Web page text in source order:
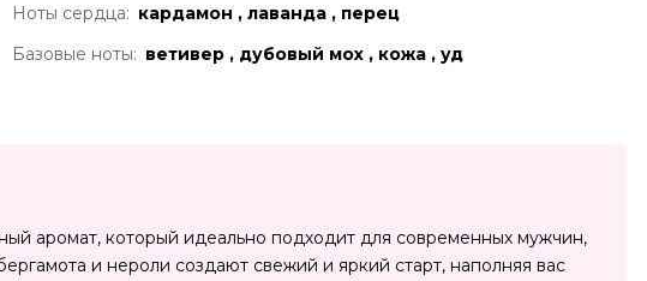
Ноты сердца: кардамон , лаванда , перец
Базовые ноты: ветивер , дубовый мох , кожа , уд
аромат, который идеально подходит для современных мужчин,
и нероли создают свежий и яркий старт, наполняя вас